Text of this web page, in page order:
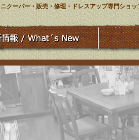
クーパー・販売・修理・ドレスアップ専門ショッ